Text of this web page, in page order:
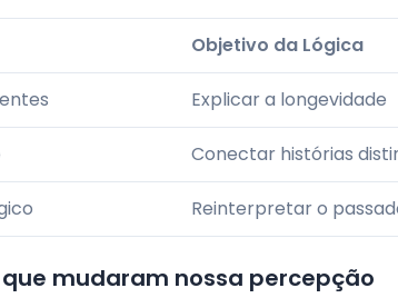
Objetivo da Lógica
Explicar a longevidade
Conectar histórias
Reinterpretar o
mudaram nossa percepção